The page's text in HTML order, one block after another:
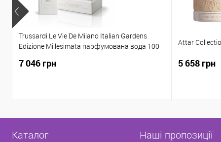
Trussardi Le Vie De Milano Italian Gardens
Edizione Millesimata парфумована вода 100
7 046 грн
Attar
5 658 грн
Каталог Наші пропозиції